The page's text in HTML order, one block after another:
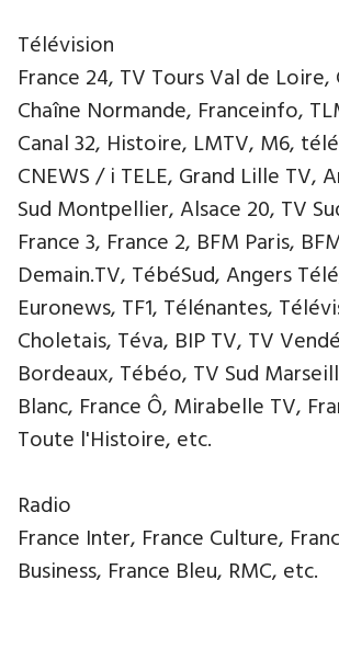
Télévision
France 24, TV Tours Val de Loire,
Chaîne Normande, Franceinfo,
Canal 32, Histoire, LMTV, M6,
CNEWS / i TELE, Grand Lille TV,
Sud Montpellier, Alsace 20, TV
France 3, France 2, BFM Paris,
Demain.TV, TébéSud, Angers
Euronews, TF1, Télénantes,
Choletais, Téva, BIP TV, TV
Bordeaux, Tébéo, TV Sud
Blanc, France Ô, Mirabelle TV,
Toute l'Histoire, etc.
Radio
France Inter, France Culture,
Business, France Bleu, RMC, etc.